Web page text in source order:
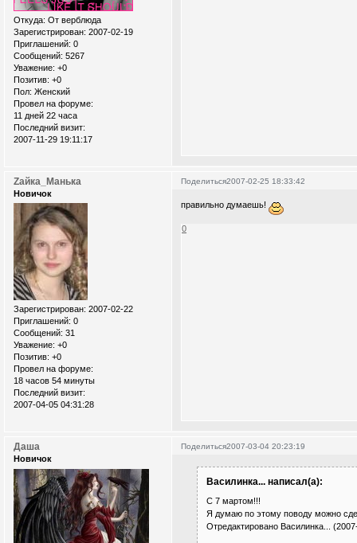
Откуда: От верблюда
Зарегистрирован: 2007-02-19
Приглашений: 0
Сообщений: 5267
Уважение: +0
Позитив: +0
Пол: Женский
Провел на форуме:
11 дней 22 часа
Последний визит:
2007-11-29 19:11:17
Поделиться2007-02-25 18:33:42
Zайка_Манька
Новичок
Зарегистрирован: 2007-02-22
Приглашений: 0
Сообщений: 31
Уважение: +0
Позитив: +0
Провел на форуме:
18 часов 54 минуты
Последний визит:
2007-04-05 04:31:28
правильно думаешь!
0
Поделиться2007-03-04 20:23:19
Даша
Новичок
Василинка... написал(а):
С 7 мартом!!!
Я думаю по этому поводу можно
Отредактировано Василинка...